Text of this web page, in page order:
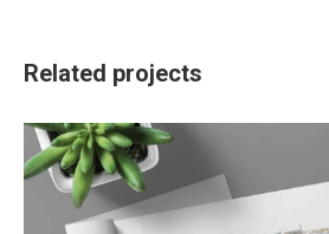
Related projects